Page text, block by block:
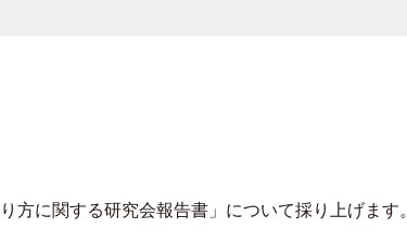
に関する研究会報告書」について採り上げます。